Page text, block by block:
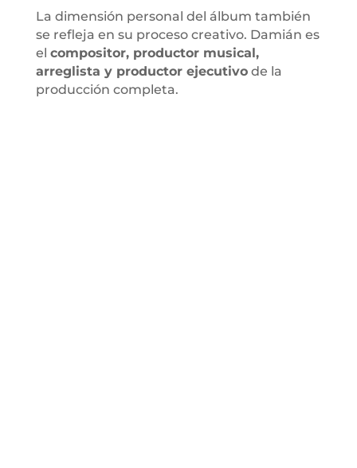
La dimensión personal del álbum también
se refleja en su proceso creativo. Damián es
el compositor, productor musical,
arreglista y productor ejecutivode la
producción completa.